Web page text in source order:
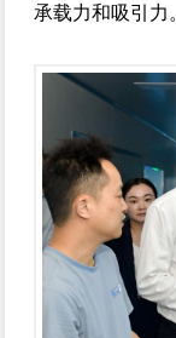
承载力和吸引力